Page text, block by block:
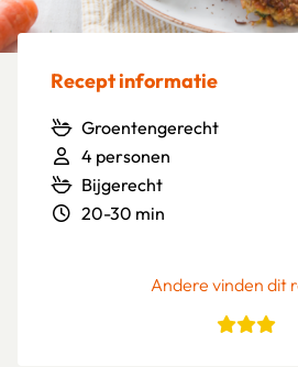
Recept informatie
Groentengerecht
4 personen
Bijgerecht
20-30 min
Andere vinden dit